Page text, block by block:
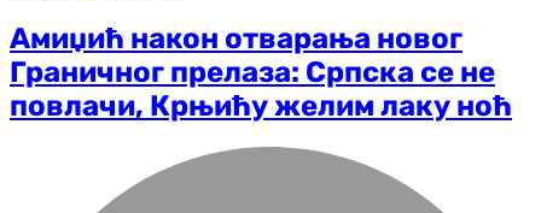
Амиџић након отварања новог
Граничног прелаза: Српска се не
повлачи, Крњићу желим лаку ноћ